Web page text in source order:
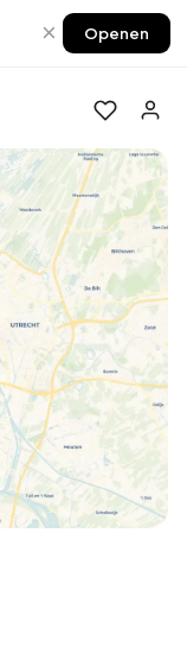
× Openen